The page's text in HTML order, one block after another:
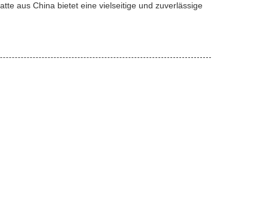
aus China bietet eine vielseitige und zuverlässige